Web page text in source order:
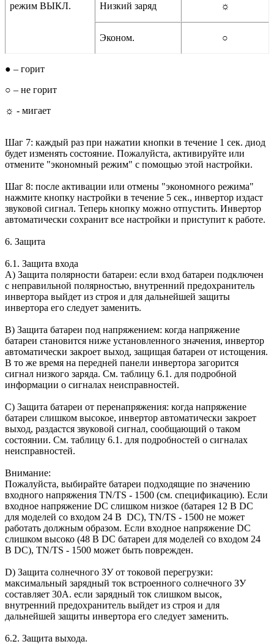
режим ВЫКЛ. Низкий заряд ☼
Эконом. ○
● – горит
○ – не горит
☼ - мигает
Шаг 7: каждый раз при нажатии кнопки в течение 1 сек. диод
будет изменять состояние. Пожалуйста, активируйте или
отмените "экономный режим" с помощью этой настройки.
Шаг 8: после активации или отмены "экономного режима"
нажмите кнопку настройки в течение 5 сек., инвертор издаст
звуковой сигнал. Теперь кнопку можно отпустить. Инвертор
автоматически сохранит все настройки и приступит к работе.
6. Защита
6.1. Защита входа
А) Защита полярности батареи: если вход батареи подключен
с неправильной полярностью, внутренний предохранитель
инвертора выйдет из строя и для дальнейшей защиты
инвертора его следует заменить.
В) Защита батареи под напряжением: когда напряжение
батареи становится ниже установленного значения, инвертор
автоматически закроет выход, защищая батареи от истощения.
В то же время на передней панели инвертора загорится
сигнал низкого заряда. См. таблицу 6.1. для подробной
информации о сигналах неисправностей.
С) Защита батареи от перенапряжения: когда напряжение
батареи слишком высокое, инвертор автоматически закроет
выход, раздастся звуковой сигнал, сообщающий о таком
состоянии. См. таблицу 6.1. для подробностей о сигналах
неисправностей.
Внимание:
Пожалуйста, выбирайте батареи подходящие по значению
входного напряжения TN/TS - 1500 (см. спецификацию). Если
входное напряжение DC слишком низкое (батарея 12 В DC
для моделей со входом 24 В DC), TN/TS - 1500 не может
работать должным образом. Если входное напряжение DC
слишком высоко (48 В DC батареи для моделей со входом 24
В DC), TN/TS - 1500 может быть поврежден.
D) Защита солнечного ЗУ от токовой перегрузки:
максимальный зарядный ток встроенного солнечного ЗУ
составляет 30А. если зарядный ток слишком высок,
внутренний предохранитель выйдет из строя и для
дальнейшей защиты инвертора его следует заменить.
6.2. Защита выхода.